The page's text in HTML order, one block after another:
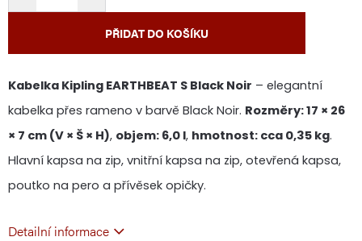
PŘIDAT DO KOŠÍKU
Kabelka Kipling EARTHBEAT S Black Noir – elegantní
kabelka přes rameno v barvě Black Noir. Rozměry: 17 × 26
× 7 cm (V × Š × H), objem: 6,0 l, hmotnost: cca 0,35 kg.
Hlavní kapsa na zip, vnitřní kapsa na zip, otevřená kapsa,
poutko na pero a přívěsek opičky.
Detailní informace